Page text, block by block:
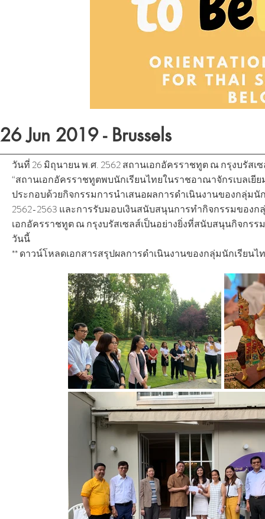
26 Jun 2019 - Brussels
วันที่ 26 มิถุนายน พ.ศ. 2562 สถานเอกอัครราชทูต ณ กรุงบรัส
“สถานเอกอัครราชทูตพบนักเรียนไทยในราชอาณาจักรเบลเยี
ประกอบด้วยกิจกรรมการนำเสนอผลการดำเนินงานของกลุ่มนั
2562-2563 และการรับมอบเงินสนับสนุนการทำกิจกรรมของ
เอกอัครราชทูต ณ กรุงบรัสเซลส์เป็นอย่างยิ่งที่สนับสนุนกิจก
วันนี้
** ดาวน์โหลดเอกสารสรุปผลการดำเนินงานของกลุ่มนักเรียนไ